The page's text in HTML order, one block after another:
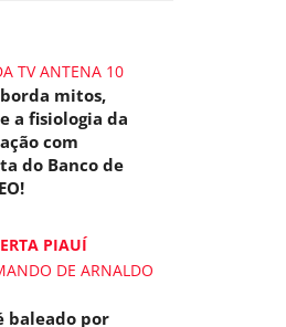
TV ANTENA 10
mitos,
a fisiologia da
com
do Banco de
PIAUÍ
DE ARNALDO
baleado por